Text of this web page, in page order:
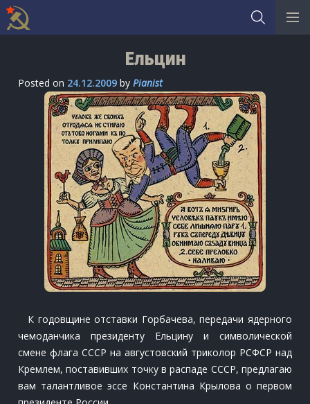
Ельцин
Posted on 24.12.2009 by Pianist
К годовщине отставки Горбачева, передачи ядерного
чемоданчика президенту Ельцину и символической
смене флага СССР на августовский триколор РСФСР над
Кремлем, поставивших точку в распаде СССР, предлагаю
вам талантливое эссе Константина Крылова о первом